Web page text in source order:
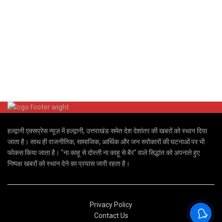
हल्द्वानी एक्सप्रेस न्यूज़ में हल्द्वानी, उत्तराखंड समेत देश देशांतर की खबरों को स्थान दिया
जाता है। साथ ही राजनीतिक, सामाजिक, आर्थिक और जन सरोकारों की घटनाओं पर भी
फोकस किया जाता है। "ना काहू से दोस्ती ना काहू से बैर" वाले सिद्धांत को अपनाते हुए
निष्पक्ष खबरों को स्थान देने का प्रयास जारी रहता है।
Privacy Policy
Contact Us